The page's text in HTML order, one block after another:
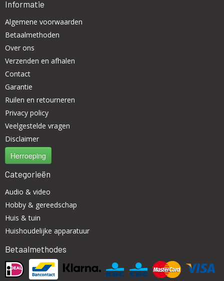
Informatie
Algemene voorwaarden
Betaalmethoden
Over ons
Verzenden en afhalen
Contact
Garantie
Ruilen en retourneren
Privacy policy
Veelgestelde vragen
Disclaimer
Herroeping
Categorieën
Audio & video
Hobby & gereedschap
Huis & tuin
Huishoudelijke apparatuur
Betaalmethodes